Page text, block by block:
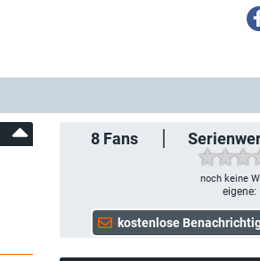
8 Fans
noch keine
eigene: